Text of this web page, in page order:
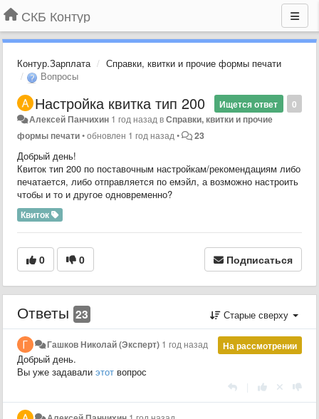
СКБ Контур
Контур.Зарплата
Справки, квитки и прочие формы печати
Вопросы
0
Ищется ответ
Настройка квитка тип 200
Алексей Панчихин 1 год назад вСправки, квитки и прочие
формы печати•обновлен 1 год назад • 23
Добрый день!
Квиток тип 200 по поставочным настройкам/рекомендациям либо
печатается, либо отправляется по емэйл, а возможно настроить
чтобы и то и другое одновременно?
Квиток
0 0 Подписаться
Ответы 23 Старые сверху
На рассмотрении
Гашков Николай (Эксперт) 1 год назад
Добрый день.
Вы уже задавали этот вопрос